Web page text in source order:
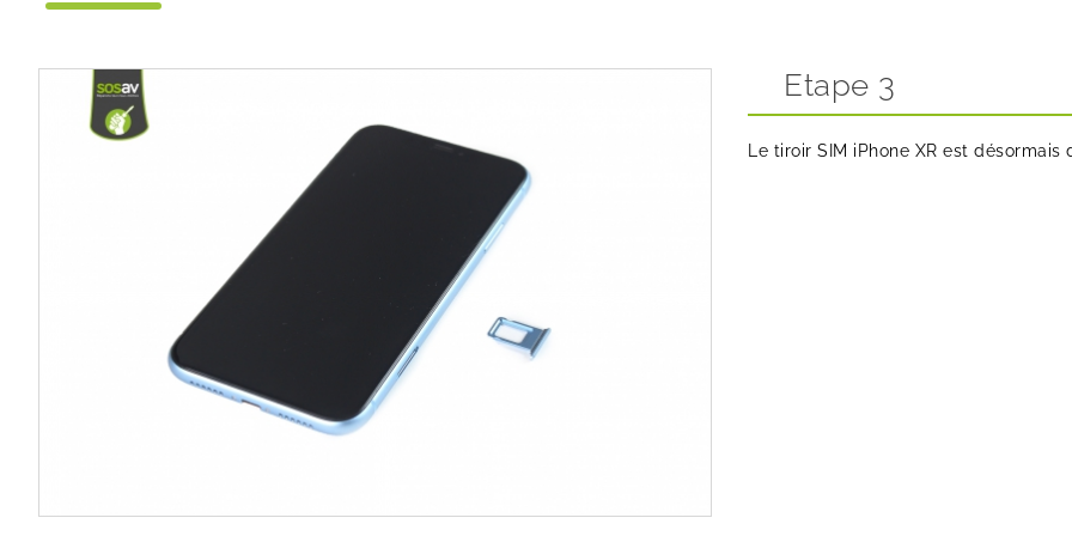
Etape 3
Le tiroir SIM iPhone XR est désormais